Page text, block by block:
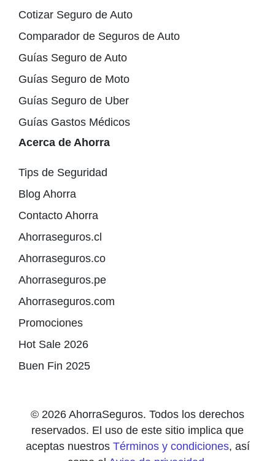
Cotizar Seguro de Auto
Comparador de Seguros de Auto
Guías Seguro de Auto
Guías Seguro de Moto
Guías Seguro de Uber
Guías Gastos Médicos
Acerca de Ahorra
Tips de Seguridad
Blog Ahorra
Contacto Ahorra
Ahorraseguros.cl
Ahorraseguros.co
Ahorraseguros.pe
Ahorraseguros.com
Promociones
Hot Sale 2026
Buen Fin 2025
© 2026 AhorraSeguros. Todos los derechos
reservados. El uso de este sitio implica que
aceptas nuestros Términos y condiciones, así